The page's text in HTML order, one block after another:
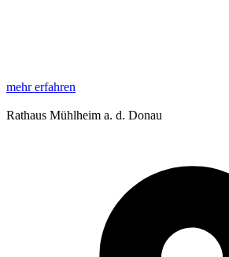
mehr erfahren
Rathaus Mühlheim a. d. Donau